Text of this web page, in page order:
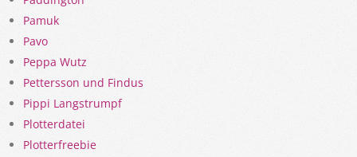
Pamuk
Pavo
Peppa Wutz
Pettersson und Findus
Pippi Langstrumpf
Plotterdatei
Plotterfreebie